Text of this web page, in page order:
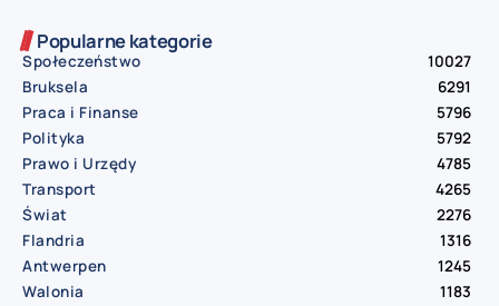
Popularne kategorie
Społeczeństwo
10027
Bruksela
6291
Praca i Finanse
5796
Polityka
5792
Prawo i Urzędy
4785
Transport
4265
Świat
2276
Flandria
1316
Antwerpen
1245
Walonia
1183